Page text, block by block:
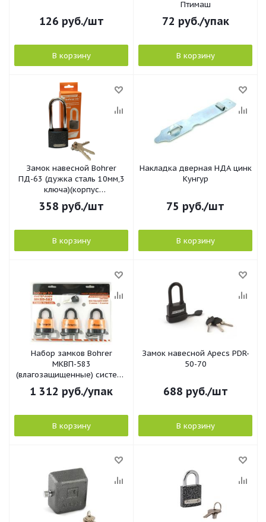
126 руб./шт
В корзину
Птимаш
72 руб./упак
В корзину
Замок навесной Bohrer
ПД-63 (дужка сталь 10мм,3
ключа)(корпус
чугун,резин.накл. на дужке)
(с подвес.)
358 руб./шт
В корзину
Накладка дверная НДА цинк
Кунгур
75 руб./шт
В корзину
Набор замков Bohrer
МКВП-583
(влагозащищенные) система
3 замка под 1 ключ
1 312 руб./упак
В корзину
Замок навесной Apecs PDR-
50-70
688 руб./шт
В корзину